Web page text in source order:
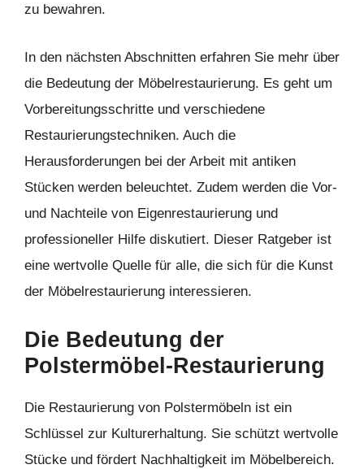
zu bewahren.
In den nächsten Abschnitten erfahren Sie mehr über
die Bedeutung der Möbelrestaurierung. Es geht um
Vorbereitungsschritte und verschiedene
Restaurierungstechniken. Auch die
Herausforderungen bei der Arbeit mit antiken
Stücken werden beleuchtet. Zudem werden die Vor-
und Nachteile von Eigenrestaurierung und
professioneller Hilfe diskutiert. Dieser Ratgeber ist
eine wertvolle Quelle für alle, die sich für die Kunst
der Möbelrestaurierung interessieren.
Die Bedeutung der
Polstermöbel-Restaurierung
Die Restaurierung von Polstermöbeln ist ein
Schlüssel zur Kulturerhaltung. Sie schützt wertvolle
Stücke und fördert Nachhaltigkeit im Möbelbereich.